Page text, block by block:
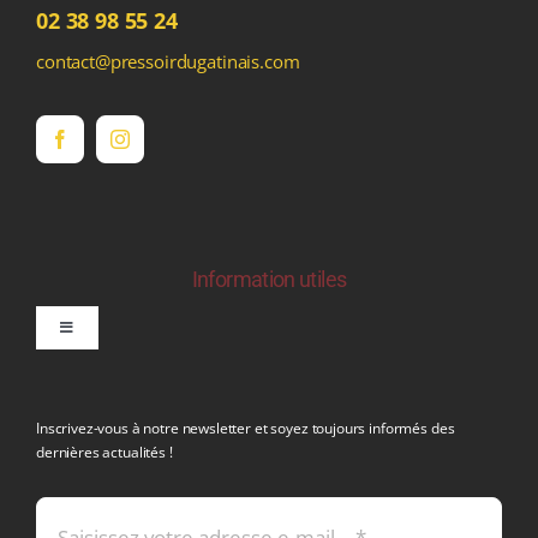
02 38 98 55 24
contact@pressoirdugatinais.com
Information utiles
Toggle
Inscrivez-vous à notre newsletter et soyez toujours informés des
dernières actualités !